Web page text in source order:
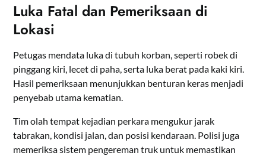
Luka Fatal dan Pemeriksaan di
Lokasi
Petugas mendata luka di tubuh korban, seperti robek di
pinggang kiri, lecet di paha, serta luka berat pada kaki kiri.
Hasil pemeriksaan menunjukkan benturan keras menjadi
penyebab utama kematian.
Tim olah tempat kejadian perkara mengukur jarak
tabrakan, kondisi jalan, dan posisi kendaraan. Polisi juga
memeriksa sistem pengereman truk untuk memastikan